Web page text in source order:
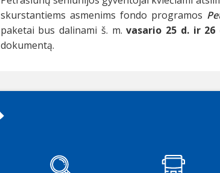
skurstantiems asmenims fondo programos
paketai bus dalinami š. m.vasario 25 d. ir
dokumentą.